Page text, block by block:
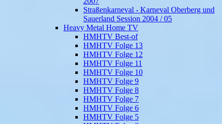
Straßenkarneval - Karneval Oberberg und
Sauerland Session 2004 / 05
Heavy Metal Home TV
HMHTV Best-of
HMHTV Folge 13
HMHTV Folge 12
HMHTV Folge 11
HMHTV Folge 10
HMHTV Folge 9
HMHTV Folge 8
HMHTV Folge 7
HMHTV Folge 6
HMHTV Folge 5